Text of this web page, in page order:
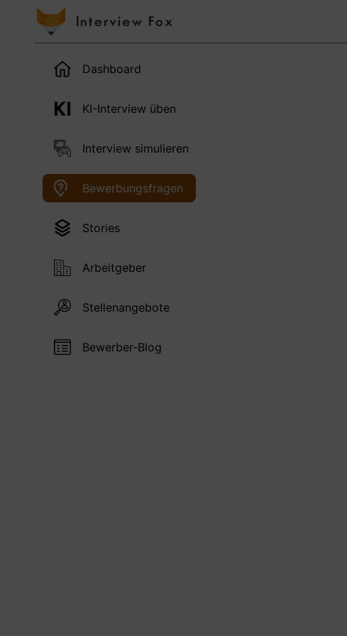
Dashboard
KI-Interview üben
Interview simulieren
Bewerbungsfragen
Stories
Arbeitgeber
Stellenangebote
Bewerber-Blog